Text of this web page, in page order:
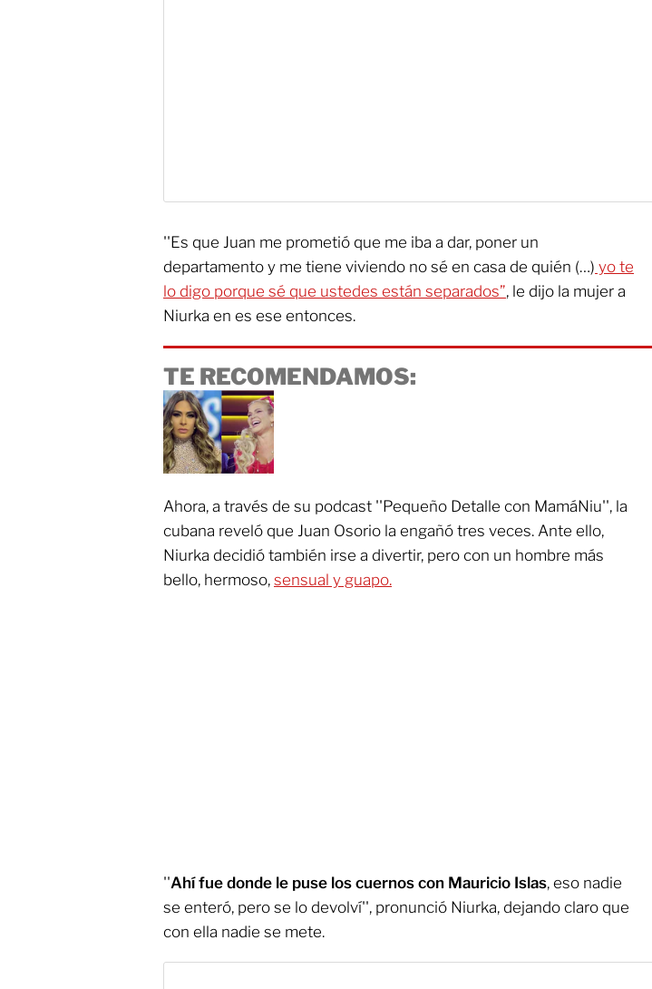
''Es que Juan me prometió que me iba a dar, poner un
departamento y me tiene viviendo no sé en casa de quién (…) yo te
lo digo porque sé que ustedes están separados”, le dijo la mujer a
Niurka en es ese entonces.
TE RECOMENDAMOS:
Ahora, a través de su podcast ''Pequeño Detalle con MamáNiu'', la
cubana reveló que Juan Osorio la engañó tres veces. Ante ello,
Niurka decidió también irse a divertir, pero con un hombre más
bello, hermoso, sensual y guapo.
''Ahí fue donde le puse los cuernos con Mauricio Islas, eso nadie
se enteró, pero se lo devolví'', pronunció Niurka, dejando claro que
con ella nadie se mete.